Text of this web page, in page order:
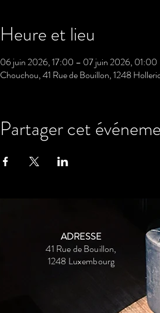
Heure et lieu
06 juin 2026, 17:00 – 07 juin 2026, 01:00
Chouchou, 41 Rue de Bouillon, 1248
Partager cet
ADRESSE
41 Rue de Bouillon,
1248 Luxembourg